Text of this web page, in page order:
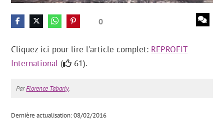
0
Cliquez ici pour lire l'article complet: REPROFIT
International ( 61).
ParFlorence Tabarly.
Dernière actualisation: 08/02/2016